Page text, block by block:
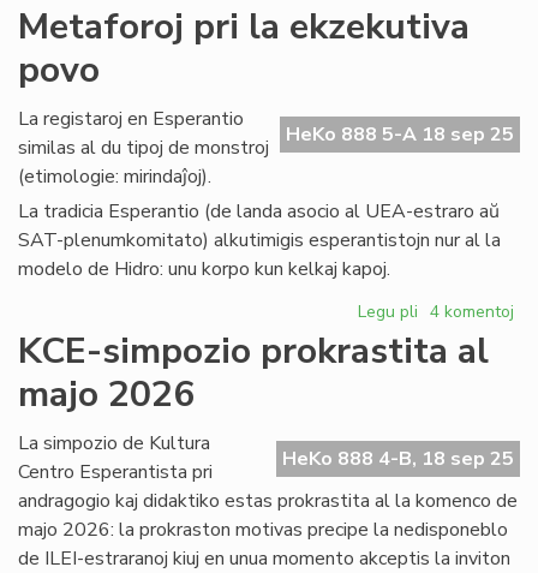
Kreskanta
kontraŭjudeco
Esperantio
Metaforoj pri la ekzekutiva
povo
HeKo 888 5-A 18 sep 25
La registaroj en Esperantio
similas al du tipoj de monstroj
(etimologie: mirindaĵoj).
La tradicia Esperantio (de landa asocio al UEA-estraro aŭ
SAT-plenumkomitato) alkutimigis esperantistojn nur al la
modelo de Hidro: unu korpo kun kelkaj kapoj.
Legu pli pri
Metaforoj
pri
povo
4 komentoj
KCE-simpozio prokrastita al
majo 2026
HeKo 888 4-B, 18 sep 25
La simpozio de Kultura
Centro Esperantista pri
andragogio kaj didaktiko estas prokrastita al la komenco de
majo 2026: la prokraston motivas precipe la nedisponeblo
de ILEI-estraranoj kiuj en unua momento akceptis la inviton